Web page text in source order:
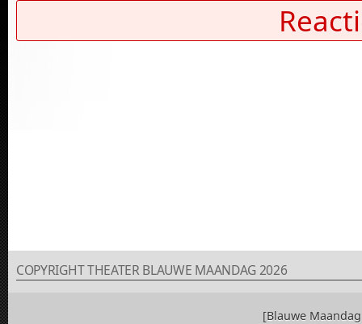
COPYRIGHT THEATER BLAUWE MAANDAG 2026
[Blauwe